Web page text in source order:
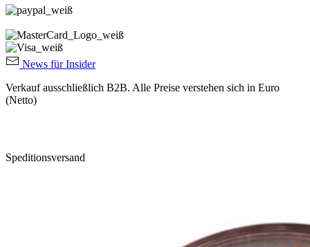
News für Insider
Verkauf ausschließlich B2B. Alle Preise verstehen sich in Euro
(Netto)
Speditionsversand